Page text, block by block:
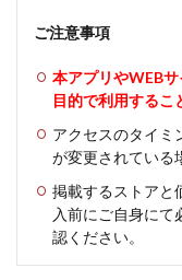
ご注意事項
本アプリやWEB
目的で利用するこ
アクセスのタイミ
が変更されている
掲載するストアと
入前にご自身に
認ください。